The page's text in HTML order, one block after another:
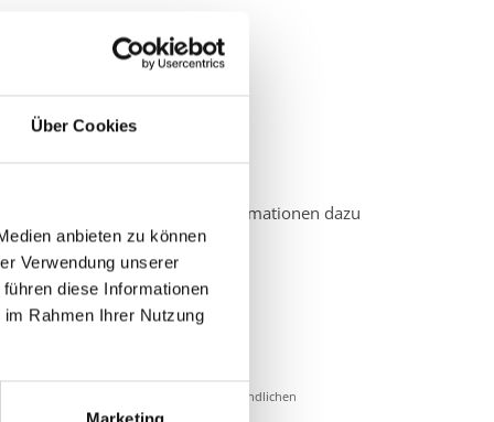
Über Cookies
anbieten zu können
Verwendung unserer
diese Informationen
Rahmen Ihrer Nutzung
geschaffen. Informationen dazu
und ab dem im Mitgliedschaftsantrag befindlichen